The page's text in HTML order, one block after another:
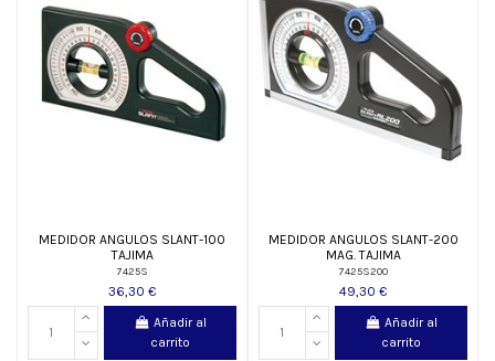
MEDIDOR ANGULOS SLANT-100
TAJIMA
7425S
36,30 €
Añadir al
carrito
MEDIDOR ANGULOS SLANT-200
MAG. TAJIMA
7425S200
49,30 €
Añadir al
carrito